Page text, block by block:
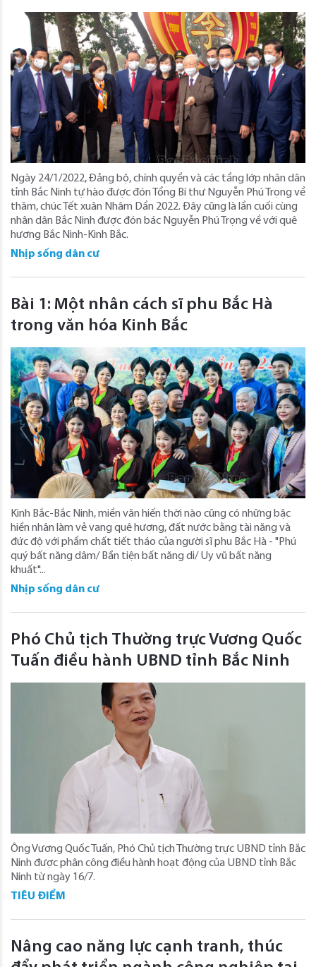
Ngày 24/1/2022, Đảng bộ, chính quyền và các tầng lớp nhân dân
tỉnh Bắc Ninh tự hào được đón Tổng Bí thư Nguyễn Phú Trọng về
thăm, chúc Tết xuân Nhâm Dần 2022. Đây cũng là lần cuối cùng
nhân dân Bắc Ninh được đón bác Nguyễn Phú Trọng về với quê
hương Bắc Ninh-Kinh Bắc.
Nhịp sống dân cư
Bài 1: Một nhân cách sĩ phu Bắc Hà
trong văn hóa Kinh Bắc
Kinh Bắc-Bắc Ninh, miền văn hiến thời nào cũng có những bậc
hiền nhân làm vẻ vang quê hương, đất nước bằng tài năng và
đức độ với phẩm chất tiết tháo của người sĩ phu Bắc Hà - "Phú
quý bất năng dâm/ Bần tiện bất năng di/ Uy vũ bất năng
khuất"...
Nhịp sống dân cư
Phó Chủ tịch Thường trực Vương Quốc
Tuấn điều hành UBND tỉnh Bắc Ninh
Ông Vương Quốc Tuấn, Phó Chủ tịch Thường trực UBND tỉnh Bắc
Ninh được phân công điều hành hoạt động của UBND tỉnh Bắc
Ninh từ ngày 16/7.
TIÊU ĐIỂM
Nâng cao năng lực cạnh tranh, thúc